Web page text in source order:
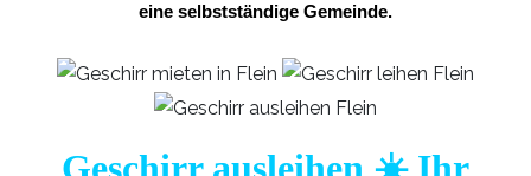
eine selbstständige Gemeinde.
Geschirr ausleihen ☀️ Ihr